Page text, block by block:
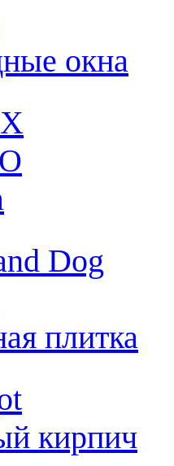
окна
Dog
плитка
кирпич